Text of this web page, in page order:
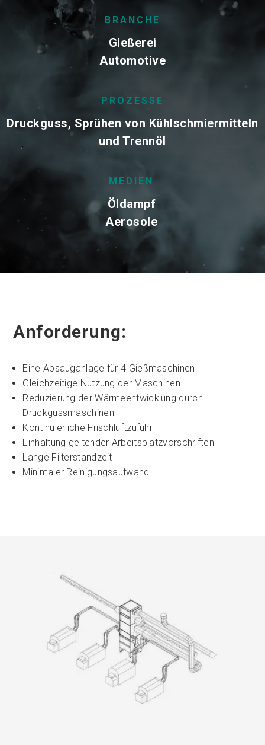
BRANCHE
Gießerei
Automotive
PROZESSE
Druckguss, Sprühen von Kühlschmiermitteln
und Trennöl
MEDIEN
Öldampf
Aerosole
Anforderung:
Eine Absauganlage für 4 Gießmaschinen
Gleichzeitige Nutzung der Maschinen
Reduzierung der Wärmeentwicklung durch
Druckgussmaschinen
Kontinuierliche Frischluftzufuhr
Einhaltung geltender Arbeitsplatzvorschriften
Lange Filterstandzeit
Minimaler Reinigungsaufwand